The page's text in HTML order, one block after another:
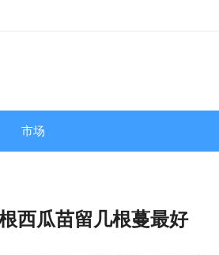
市场
西瓜苗留几根蔓最好